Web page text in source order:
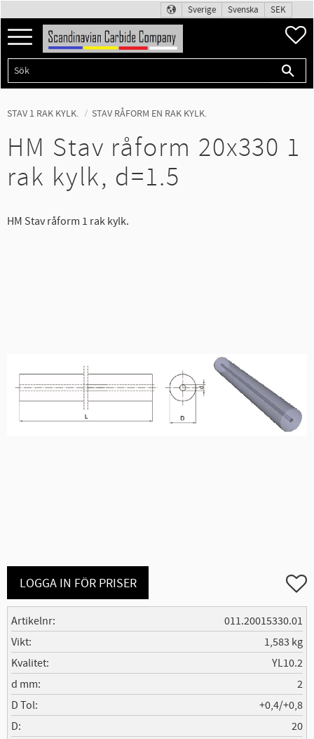
Meny
Sverige Svenska SEK
STAV 1 RAK KYLK. STAV RÅFORM EN RAK KYLK.
HM Stav råform 20x330 1
rak kylk, d=1.5
HM Stav råform 1 rak kylk.
LOGGA IN FÖR PRISER Lägg
Artikelnr
011.20015330.01
Vikt
1,583 kg
Kvalitet
YL10.2
d mm
2
D Tol
+0,4/+0,8
D
20